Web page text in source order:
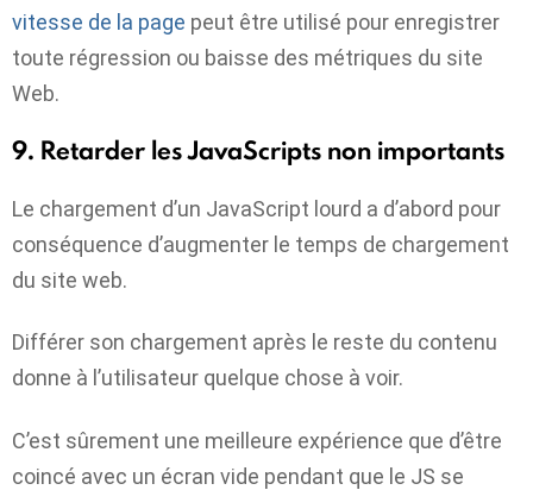
vitesse de la page peut être utilisé pour enregistrer
toute régression ou baisse des métriques du site
Web.
9. Retarder les JavaScripts non importants
Le chargement d’un JavaScript lourd a d’abord pour
conséquence d’augmenter le temps de chargement
du site web.
Différer son chargement après le reste du contenu
donne à l’utilisateur quelque chose à voir.
C’est sûrement une meilleure expérience que d’être
coincé avec un écran vide pendant que le JS se